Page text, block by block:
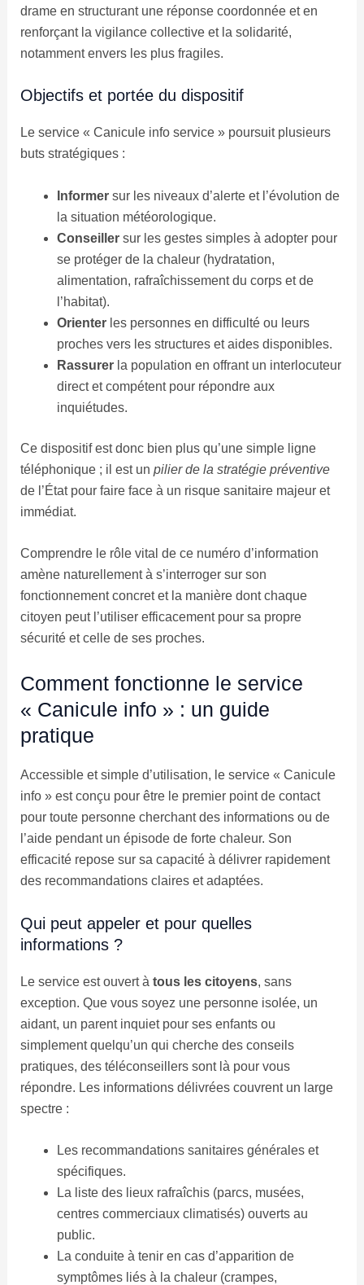
drame en structurant une réponse coordonnée et en
renforçant la vigilance collective et la solidarité,
notamment envers les plus fragiles.
Objectifs et portée du dispositif
Le service « Canicule info service » poursuit plusieurs
buts stratégiques :
Informersur les niveaux d’alerte et l’évolution de
la situation météorologique.
Conseillersur les gestes simples à adopter pour
se protéger de la chaleur (hydratation,
alimentation, rafraîchissement du corps et de
l’habitat).
Orienterles personnes en difficulté ou leurs
proches vers les structures et aides disponibles.
Rassurerla population en offrant un interlocuteur
direct et compétent pour répondre aux
inquiétudes.
Ce dispositif est donc bien plus qu’une simple ligne
téléphonique ; il est un pilier de la stratégie préventive
de l’État pour faire face à un risque sanitaire majeur et
immédiat.
Comprendre le rôle vital de ce numéro d’information
amène naturellement à s’interroger sur son
fonctionnement concret et la manière dont chaque
citoyen peut l’utiliser efficacement pour sa propre
sécurité et celle de ses proches.
Comment fonctionne le service
« Canicule info » : un guide
pratique
Accessible et simple d’utilisation, le service « Canicule
info » est conçu pour être le premier point de contact
pour toute personne cherchant des informations ou de
l’aide pendant un épisode de forte chaleur. Son
efficacité repose sur sa capacité à délivrer rapidement
des recommandations claires et adaptées.
Qui peut appeler et pour quelles
informations ?
Le service est ouvert à tous les citoyens, sans
exception. Que vous soyez une personne isolée, un
aidant, un parent inquiet pour ses enfants ou
simplement quelqu’un qui cherche des conseils
pratiques, des téléconseillers sont là pour vous
répondre. Les informations délivrées couvrent un large
spectre :
Les recommandations sanitaires générales et
spécifiques.
La liste des lieux rafraîchis (parcs, musées,
centres commerciaux climatisés) ouverts au
public.
La conduite à tenir en cas d’apparition de
symptômes liés à la chaleur (crampes,